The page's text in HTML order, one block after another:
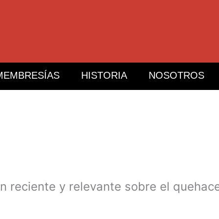
HISTORIA NOSOTROS
reciente y relevante sobre el